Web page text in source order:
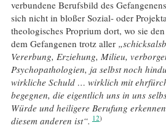
verbundene Berufsbild des
sich nicht in bloßer Sozial- oder
theologisches Proprium dort, wo sie
dem Gefangenen trotz aller
Vererbung, Erziehung, Milieu,
Psychopathologien, ja selbst noch
wirkliche Schuld … wirklich mit
begegnen, die eigentlich uns in uns
Würde und heiligere Berufung
diesem anderen ist“. 12